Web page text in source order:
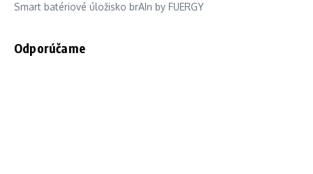
Smart batériové úložisko brAIn by FUERGY
Odporúčame